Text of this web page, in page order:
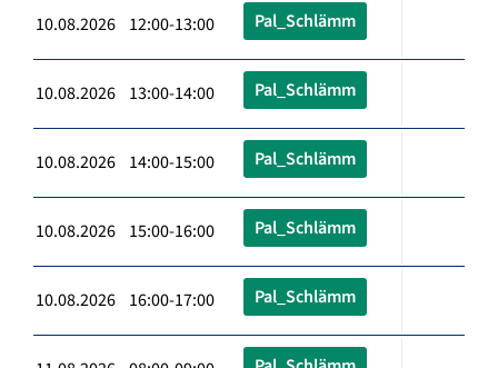
10.08.2026 12:00-13:00 Pal_Schlämm
10.08.2026 13:00-14:00 Pal_Schlämm
10.08.2026 14:00-15:00 Pal_Schlämm
10.08.2026 15:00-16:00 Pal_Schlämm
10.08.2026 16:00-17:00 Pal_Schlämm